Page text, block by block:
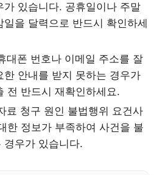
가 있습니다. 공휴일이나 주말
일을 달력으로 반드시 확인하세
대폰 번호나 이메일 주소를 잘
한 안내를 받지 못하는 경우가
전 반드시 재확인하세요.
료 청구 원인 불법행위 요건사
한 정보가 부족하여 사건을 불
경우가 있습니다.